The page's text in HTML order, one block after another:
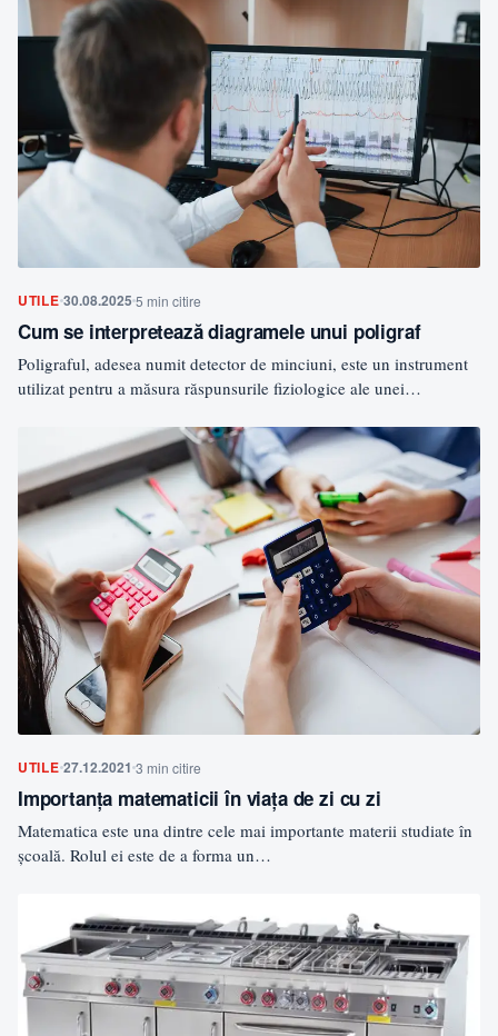
UTILE 30.08.2025 5 min citire
Cum se interpretează diagramele unui poligraf
Poligraful, adesea numit detector de minciuni, este un instrument
utilizat pentru a măsura răspunsurile fiziologice ale unei
UTILE 27.12.2021 3 min citire
Importanța matematicii în viața de zi cu zi
Matematica este una dintre cele mai importante materii studiate în
școală. Rolul ei este de a forma un…